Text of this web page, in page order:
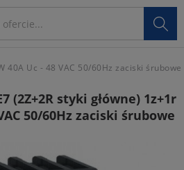

40A Uc - 48 VAC 50/60Hz zaciski śrubowe
(2Z+2R styki główne) 1z+1r
50/60Hz zaciski śrubowe